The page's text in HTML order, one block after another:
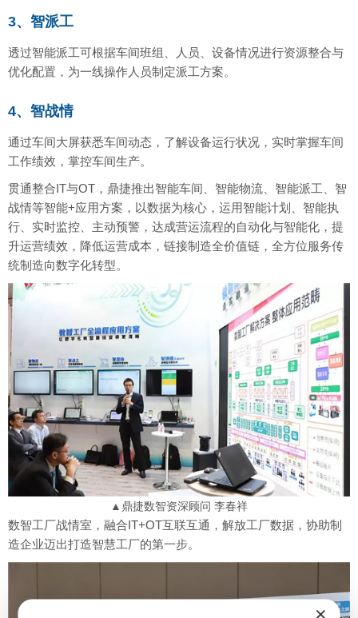
3、智派工
透过智能派工可根据车间班组、人员、设备情况进行资源整合与
优化配置，为一线操作人员制定派工方案。
4、智战情
通过车间大屏获悉车间动态，了解设备运行状况，实时掌握车间
工作绩效，掌控车间生产。
贯通整合IT与OT，鼎捷推出智能车间、智能物流、智能派工、智
战情等智能+应用方案，以数据为核心，运用智能计划、智能执
行、实时监控、主动预警，达成营运流程的自动化与智能化，提
升运营绩效，降低运营成本，链接制造全价值链，全方位服务传
统制造向数字化转型。
▲鼎捷数智资深顾问 李春祥
数智工厂战情室，融合IT+OT互联互通，解放工厂数据，协助制
造企业迈出打造智慧工厂的第一步。